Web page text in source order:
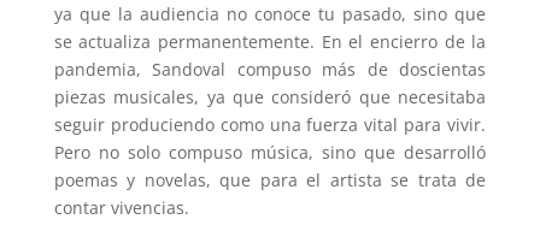
ya que la audiencia no conoce tu pasado, sino que
se actualiza permanentemente. En el encierro de la
pandemia, Sandoval compuso más de doscientas
piezas musicales, ya que consideró que necesitaba
seguir produciendo como una fuerza vital para vivir.
Pero no solo compuso música, sino que desarrolló
poemas y novelas, que para el artista se trata de
contar vivencias.